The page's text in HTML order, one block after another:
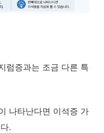
럼증과는 조금 다른 특
나타난다면 이석증 가
.